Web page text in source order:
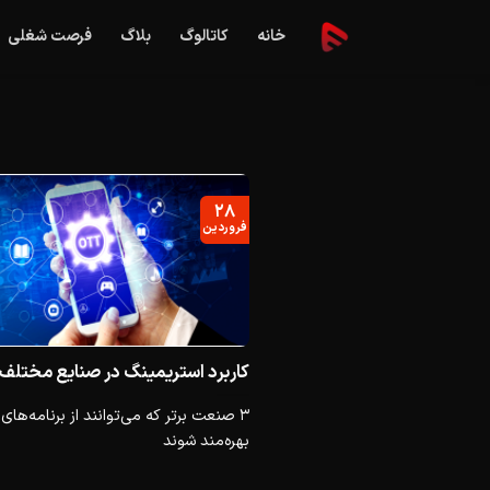
خانه کاتالوگ بلاگ فرصت شغلی
کاربرد استریمینگ در صنایع
بهره‌مند شوند
۲۸
فروردین